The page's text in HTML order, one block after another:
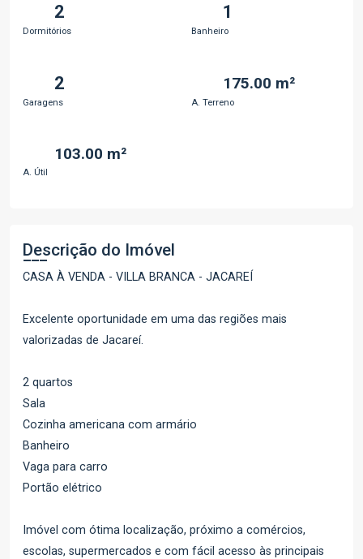
2
Dormitórios
1
Banheiro
2
Garagens
175.00 m²
A. Terreno
103.00 m²
A. Útil
Descrição do Imóvel
CASA À VENDA - VILLA BRANCA - JACAREÍ
Excelente oportunidade em uma das regiões mais
valorizadas de Jacareí.
2 quartos
Sala
Cozinha americana com armário
Banheiro
Vaga para carro
Portão elétrico
Imóvel com ótima localização, próximo a comércios,
escolas, supermercados e com fácil acesso às principais